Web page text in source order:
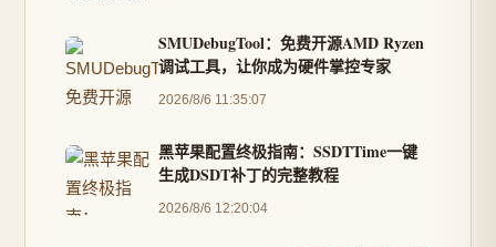
SMUDebugTool：免费开源AMD Ryzen
调试工具，让你成为硬件掌控专家
2026/8/6 11:35:07
黑苹果配置终极指南：SSDTTime一键
生成DSDT补丁的完整教程
2026/8/6 12:20:04